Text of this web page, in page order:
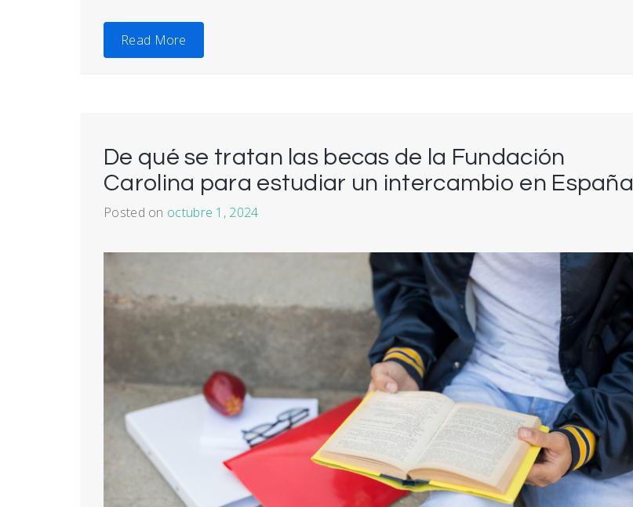
Read More
De qué se tratan las becas de la Fundación
Carolina para estudiar un intercambio en España
Posted on octubre 1, 2024